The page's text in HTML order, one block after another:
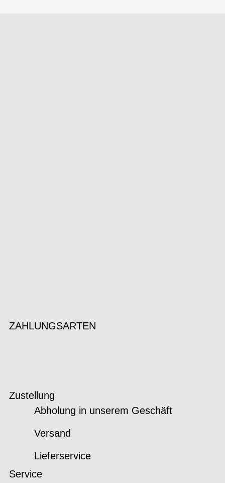
ZAHLUNGSARTEN
Zustellung
Abholung in unserem Geschäft
Versand
Lieferservice
Service